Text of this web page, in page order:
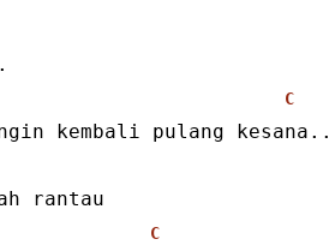
C
kembali pulang kesana..
rantau
C